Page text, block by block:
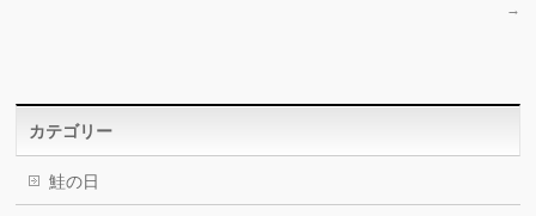
→
カテゴリー
鮭の日